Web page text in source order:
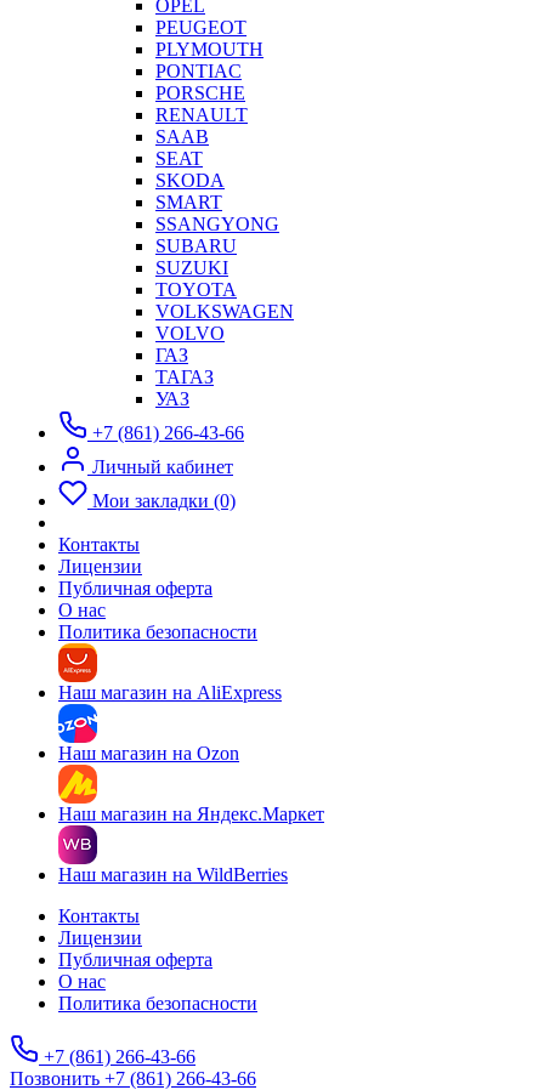
OPEL
PEUGEOT
PLYMOUTH
PONTIAC
PORSCHE
RENAULT
SAAB
SEAT
SKODA
SMART
SSANGYONG
SUBARU
SUZUKI
TOYOTA
VOLKSWAGEN
VOLVO
ГАЗ
ТАГАЗ
УАЗ
+7 (861) 266-43-66
Личный кабинет
Мои закладки (0)
Контакты
Лицензии
Публичная оферта
О нас
Политика безопасности
Наш магазин на AliExpress
Наш магазин на Ozon
Наш магазин на Яндекс.Маркет
Наш магазин на WildBerries
Контакты
Лицензии
Публичная оферта
О нас
Политика безопасности
+7 (861) 266-43-66
Позвонить +7 (861) 266-43-66